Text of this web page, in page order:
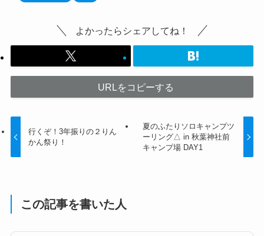
よかったらシェアしてね！
URLをコピーする
行くぞ！3年振りの２りん
かん祭り！
夏のふたりソロキャンプツ
ーリング△ in 秋葉神社前
キャンプ場 DAY1
この記事を書いた人